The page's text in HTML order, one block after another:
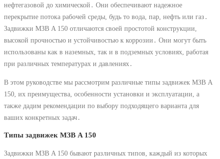
нефтегазовой до химической․ Они обеспечивают надежное
перекрытие потока рабочей среды, будь то вода, пар, нефть или газ․
Задвижки МЗВ A 150 отличаются своей простотой конструкции,
высокой прочностью и устойчивостью к коррозии․ Они могут быть
использованы как в наземных, так и в подземных условиях, работая
при различных температурах и давлениях․
В этом руководстве мы рассмотрим различные типы задвижек МЗВ A
150, их преимущества, особенности установки и эксплуатации, а
также дадим рекомендации по выбору подходящего варианта для
ваших конкретных задач․
Типы задвижек МЗВ A 150
Задвижки МЗВ A 150 бывают различных типов, каждый из которых